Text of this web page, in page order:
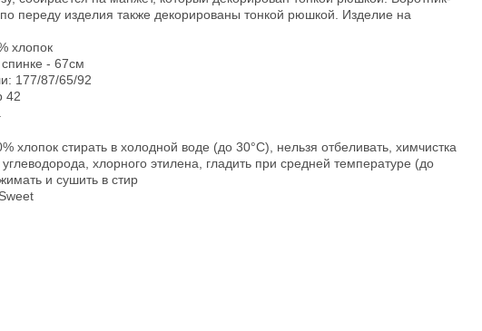
по переду изделия также декорированы тонкой рюшкой. Изделие на
хлопок
- 67см
177/87/65/92
42
хлопок стирать в холодной воде (до 30°C), нельзя отбеливать, химчистка
хлорного этилена, гладить при средней температуре (до
и сушить в стир